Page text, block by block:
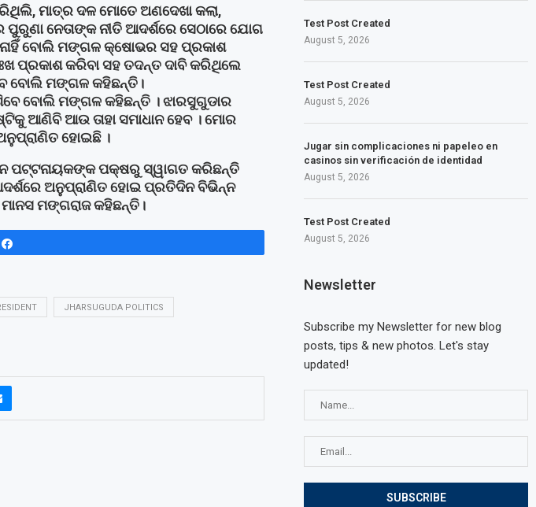
ମାତ୍ର ଦଳ ମୋତେ ଅଣଦେଖା କଲା,
ନେତାଙ୍କ ନୀତି ଆଦର୍ଶରେ ସେଠାରେ ଯୋଗ
ବୋଲି ମଙ୍ଗଳ କ୍ଷୋଭର ସହ ପ୍ରକାଶ
ପ୍ରକାଶ କରିବା ସହ ତଦନ୍ତ ଦାବି କରିଥିଲେ
ବୋଲି ମଙ୍ଗଳ କହିଛନ୍ତି।
ବୋଲି ମଙ୍ଗଳ କହିଛନ୍ତି । ଝାରସୁଗୁଡାର
ଆଣିବି ଆଉ ତାହା ସମାଧାନ ହେବ । ମୋର
ହୋଇଛି ।
ପଟ୍ଟନାୟକଙ୍କ ପକ୍ଷରୁ ସ୍ୱାଗତ କରିଛନ୍ତି
ଅନୁପ୍ରାଣିତ ହୋଇ ପ୍ରତିଦିନ ବିଭିନ୍ନ
ମଙ୍ଗରାଜ କହିଛନ୍ତି।
JHARSUGUDA POLITICS
Test Post Created
August 5, 2026
Test Post Created
August 5, 2026
Jugar sin complicaciones ni papeleo en
casinos sin verificación de identidad
August 5, 2026
Test Post Created
August 5, 2026
Newsletter
Subscribe my Newsletter for new blog
posts, tips & new photos. Let's stay
updated!